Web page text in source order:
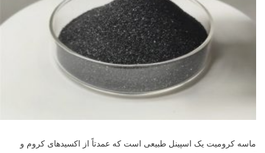
ماسه کرومیت یک اسپینل طبیعی است که عمدتاً از اکسیدهای کروم و